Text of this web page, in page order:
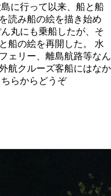
に行って以来、船と船
読み船の絵を描き始め
丸にも乗船したが、そ
船の絵を再開した。 水
ェリー、離島航路等なん
航クルーズ客船にはなか
らからどうぞ